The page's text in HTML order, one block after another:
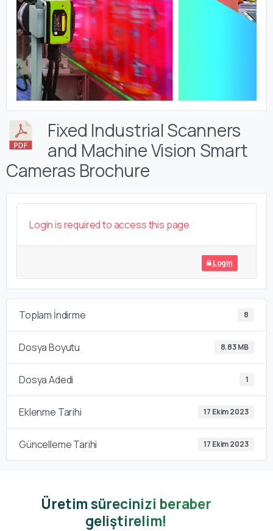
Fixed Industrial Scanners
and Machine Vision Smart
Cameras Brochure
Login is required to access this page
Login
Toplam İndirme 8
Dosya Boyutu 8.83 MB
Dosya Adedi 1
Eklenme Tarihi 17 Ekim 2023
Güncelleme Tarihi 17 Ekim 2023
Üretim sürecinizi beraber
geliştirelim!